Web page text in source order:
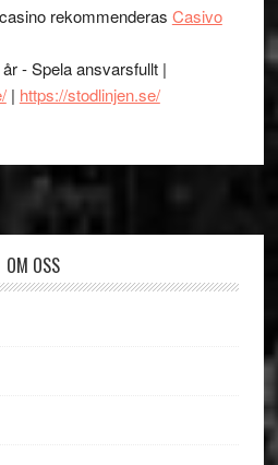
rekommenderas Casivo
- Spela ansvarsfullt |
| https://stodlinjen.se/
OM OSS